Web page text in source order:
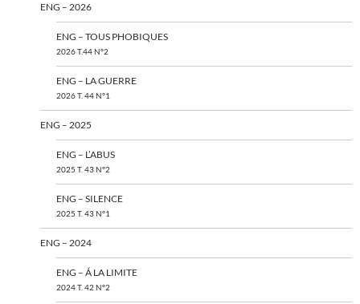
ENG – 2026
ENG – TOUS PHOBIQUES
2026 T.44 N°2
ENG – LA GUERRE
2026 T. 44 N°1
ENG – 2025
ENG – L’ABUS
2025 T. 43 N°2
ENG – SILENCE
2025 T. 43 N°1
ENG – 2024
ENG – Á LA LIMITE
2024 T. 42 N°2